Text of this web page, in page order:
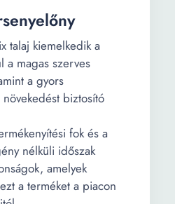
talaj kiemelkedik a
a magas szerves
a gyors
biztosító
fok és a
nélküli időszak
amelyek
a terméket a piacon